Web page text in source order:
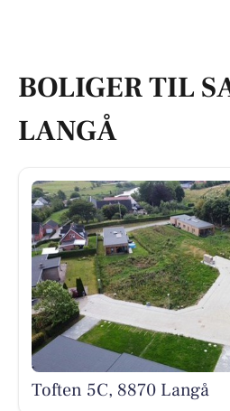
BOLIGER TIL
LANGÅ
Toften 5C, 8870 Langå